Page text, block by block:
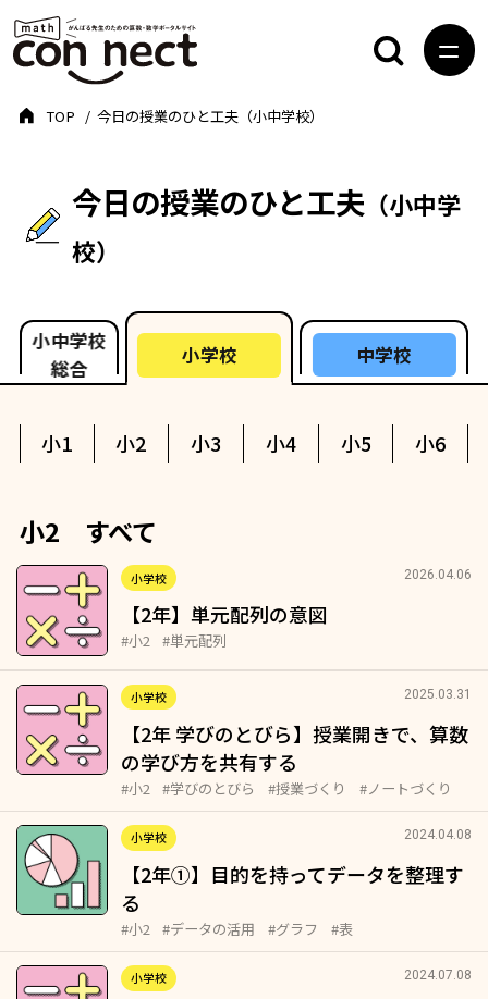
今日の授業のひと工夫 （小中学
校）
TOP 今日の授業のひと工夫（小中学校）
小中学校
総合
小学校 中学校
小1 小2 小3 小4 小5 小6
小2 すべて
小学校 2026.04.06
【2年】単元配列の意図
#小2 #単元配列
小学校 2025.03.31
【2年 学びのとびら】授業開きで、算数
の学び方を共有する
#小2 #学びのとびら #授業づくり #ノートづくり
小学校 2024.04.08
【2年①】目的を持ってデータを整理す
る
#小2 #データの活用 #グラフ #表
小学校 2024.07.08